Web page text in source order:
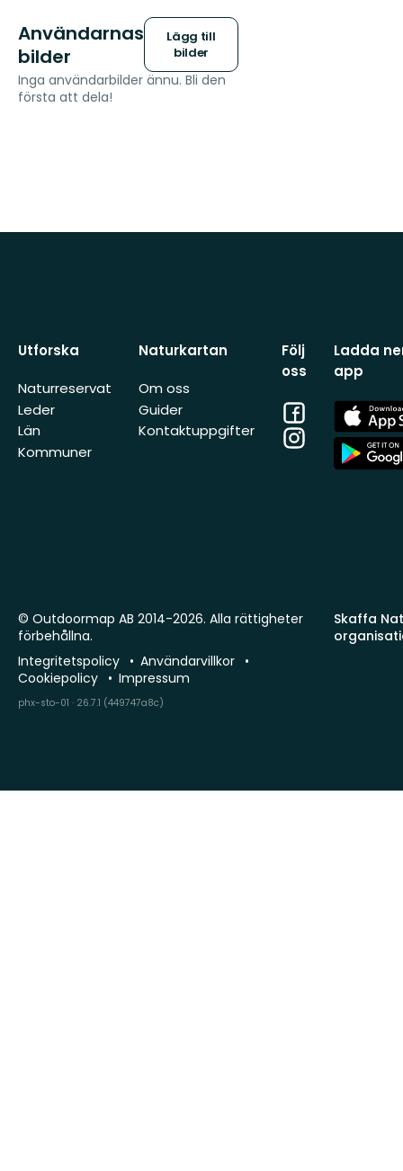
Användarnas
bilder
Lägg till
bilder
Inga användarbilder ännu. Bli den
första att dela!
Utforska
Naturreservat
Leder
Län
Kommuner
Naturkartan
Om oss
Guider
Kontaktuppgifter
Följ
oss
Facebook
Instagram
Ladda
app
App
Store
App
Store
Skaffa
© Outdoormap AB 2014-2026. Alla rättigheter
förbehållna.
Integritetspolicy
Användarvillkor
Cookiepolicy
Impressum
phx-sto-01 · 26.7.1 (449747a8c)